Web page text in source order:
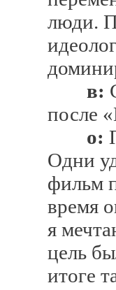
люди.
в:
после
о:
Одни
фильм
время
я
цель
итоге